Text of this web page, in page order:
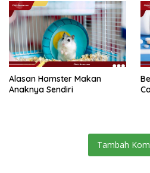
Alasan Hamster Makan
Anaknya Sendiri
Tambah